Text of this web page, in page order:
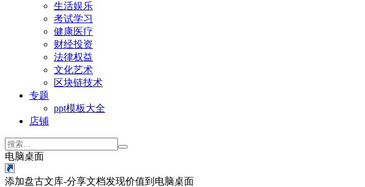
生活娱乐
考试学习
健康医疗
财经投资
法律权益
文化艺术
区块链技术
专题
ppt模板大全
店铺
电脑桌面
添加盘古文库-分享文档发现价值到电脑桌面